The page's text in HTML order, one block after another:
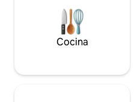
histórico de Cusco Hora de llegada hasta
las 5 p. m.; después de esta
guardamos las llaves en el
Cocina